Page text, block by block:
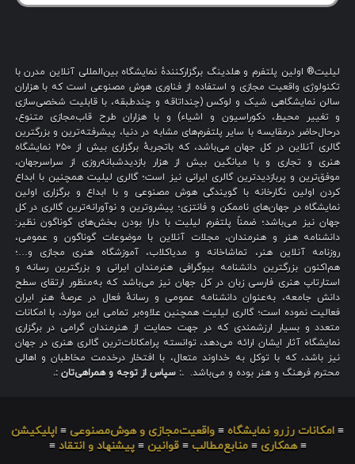
لیلیت® اولین پلتفرم و هلدینگ برگزارکنندهٔ نمایشگاه بین‌المللی آنلاین مدرن با
تکنولوژی واقعیت مجازی و استفاده از فناوری هوش مصنوعی است که با هزاران
سالن نمایشگاهی شیک و لوکس (چنداتاقه و چندطبقه، با قابلیت شخصی‌سازی
و تغییر محیط، دکوراسیون و اشیاء) و با هزاران طرح قاب‌مجازی متنوع،
درحال‌حاضر درمقایسه با سایر پلتفرم‌های مشابه در دنیا، پیشرفته‌ترین و بزرگترین
گالری آنلاین در کل جهان می‌باشد، که باتجربهٔ برگزاری بیش از ۲۵۰ نمایشگاه
هنری و تجاری و با میانگین بیش از هزار بازدیدشبانه‌روزی از سراسرجهان،
موفق‌ترین و پربازدیدترین گالری ایرانی نیز است؛ گالری لیلیت همچنین با ابداع
کردن اولین نگارخانه با گویندگی هوش مصنوعی و با ابداع و برگزاری اولین
نمایشگاه در جهان‌های ناممکن و فانتزی؛ پیشروترین و نوآورانه‌ترین گالری در کل
جهان نیز می‌باشد؛ ضمناً پلتفرم لیلیت با دارا بودن بخش‌های گوناگون نظیر:
دانشنامه هنر و هنرمندان، مجلات آنلاین با موضوعات گوناگون و عمومی،
روزنامه آنلاین هنر، تماشاخانه و مدیاکلاب، آموزشگاه هنری مجازی و…؛
هم‌اکنون بزرگترین دانشنامه بیوگرافی هنرمندان ایرانی و بزرگترین رسانه و
استارتاپ هنری فارسی زبان در کل جهان نیز می‌باشد که به‌منظور ارتقای سطح
دانش جامعه، به‌عنوان دانشنامه عمومی و رسانهٔ فعال در عرصهٔ هنر ایران
فعالیت نموده است؛ گالری لیلیت همچنین علاوه‌بر تمامی این موارد، با امکانات
متعدد و بسیار ارزشمندی که در جهت حمایت از هنرمندان گرامی در برگزاری
نمایشگاه آثار ایشان ارائه می‌دهد، توانسته پرامکانات‌ترین گالری هنری در جهان
نیز باشد، که با توکل به خداوند متعال، با افتخار درخدمت مخاطبان و اهالی
محترم فرهنگ و هنر بوده و می‌باشد. .: سپاس از توجه و همراهی‌تان :.
≡ امکانات رزرو نمایشگاه ≡ واقعیت‌مجازی و هوش‌مصنوعی ≡ اپلیکیشن
≡همکاری ≡منابع‌مطالب ≡قوانین ≡پیشنهاد و انتقاد ≡